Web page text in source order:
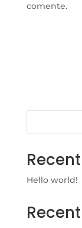
comente.
Hello world!